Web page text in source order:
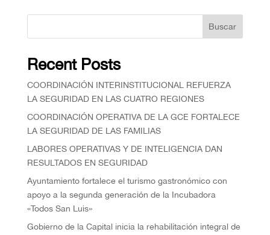
Buscar
Recent Posts
COORDINACIÓN INTERINSTITUCIONAL REFUERZA
LA SEGURIDAD EN LAS CUATRO REGIONES
COORDINACIÓN OPERATIVA DE LA GCE FORTALECE
LA SEGURIDAD DE LAS FAMILIAS
⁠LABORES OPERATIVAS Y DE INTELIGENCIA DAN
RESULTADOS EN SEGURIDAD
Ayuntamiento fortalece el turismo gastronómico con
apoyo a la segunda generación de la Incubadora
«Todos San Luis»
Gobierno de la Capital inicia la rehabilitación integral de